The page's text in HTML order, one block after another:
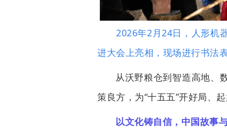
2026年2月24日，人形机器
进大会上亮相，现场进行书法
从沃野粮仓到智造高地、
策良方，为“十五五”开好局、
以文化铸自信，中国故事